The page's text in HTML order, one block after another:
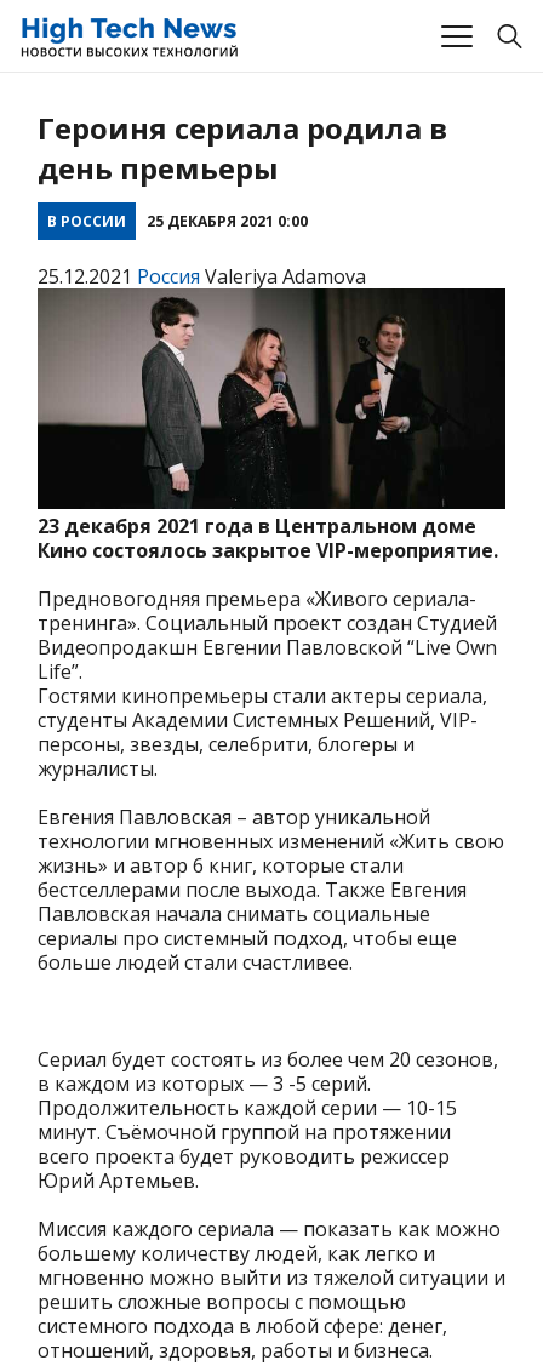
Героиня сериала родила в
день премьеры
В РОССИИ 25 ДЕКАБРЯ 2021 0:00
25.12.2021 Россия Valeriya Adamova
23 декабря 2021 года в Центральном доме
Кино состоялось закрытое VIP-мероприятие.
Предновогодняя премьера «Живого сериала-
тренинга». Социальный проект создан Студией
Видеопродакшн Евгении Павловской “Live Own
Life”.
Гостями кинопремьеры стали актеры сериала,
студенты Академии Системных Решений, VIP-
персоны, звезды, селебрити, блогеры и
журналисты.
Евгения Павловская – автор уникальной
технологии мгновенных изменений «Жить свою
жизнь» и автор 6 книг, которые стали
бестселлерами после выхода. Также Евгения
Павловская начала снимать социальные
сериалы про системный подход, чтобы еще
больше людей стали счастливее.
Сериал будет состоять из более чем 20 сезонов,
в каждом из которых — 3 -5 серий.
Продолжительность каждой серии — 10-15
минут. Съёмочной группой на протяжении
всего проекта будет руководить режиссер
Юрий Артемьев.
Миссия каждого сериала — показать как можно
большему количеству людей, как легко и
мгновенно можно выйти из тяжелой ситуации и
решить сложные вопросы с помощью
системного подхода в любой сфере: денег,
отношений, здоровья, работы и бизнеса.